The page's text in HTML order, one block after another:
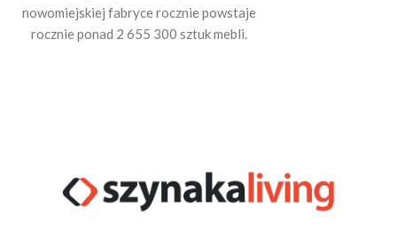
nowomiejskiej fabryce rocznie powstaje
rocznie ponad 2 655 300 sztuk mebli.